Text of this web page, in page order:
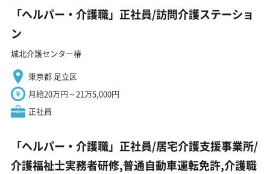
「ヘルパー・介護職」正社員/訪問介護ステーショ
ン
城北介護センター椿
東京都 足立区
月給20万円～21万5,000円
正社員
「ヘルパー・介護職」正社員/居宅介護支援事業所/
介護福祉士実務者研修,普通自動車運転免許,介護職